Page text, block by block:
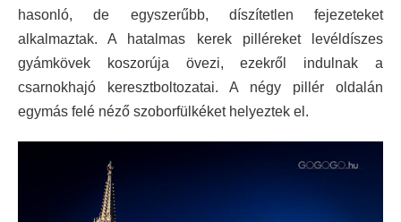
hasonló, de egyszerűbb, díszítetlen fejezeteket
alkalmaztak. A hatalmas kerek pilléreket levéldíszes
gyámkövek koszorúja övezi, ezekről indulnak a
csarnokhajó keresztboltozatai. A négy pillér oldalán
egymás felé néző szoborfülkéket helyeztek el.